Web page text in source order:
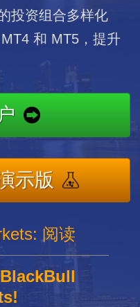
投资组合多样化
和 MT5，提升
示版
阅读